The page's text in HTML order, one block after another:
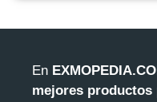
En
mejores productos